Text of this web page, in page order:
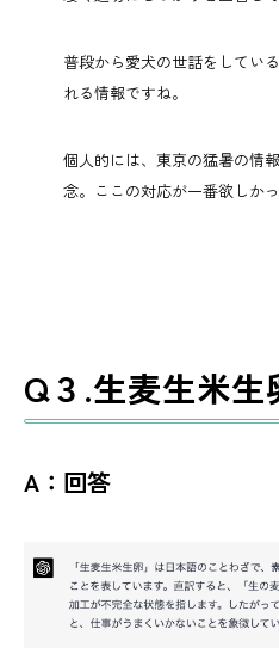
普段から愛犬の世話をしてい
れる情報ですね。
個人的には、東京の猛暑の情
念。ここの対応が一番欲しかっ
Q３.生麦生米生
A：回答